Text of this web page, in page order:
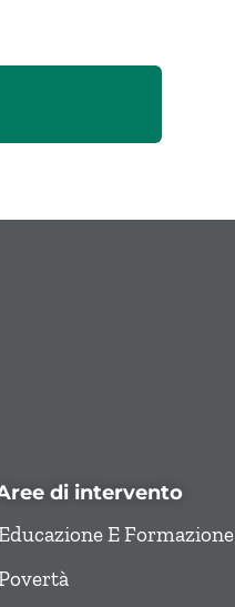
di intervento
E Formazione